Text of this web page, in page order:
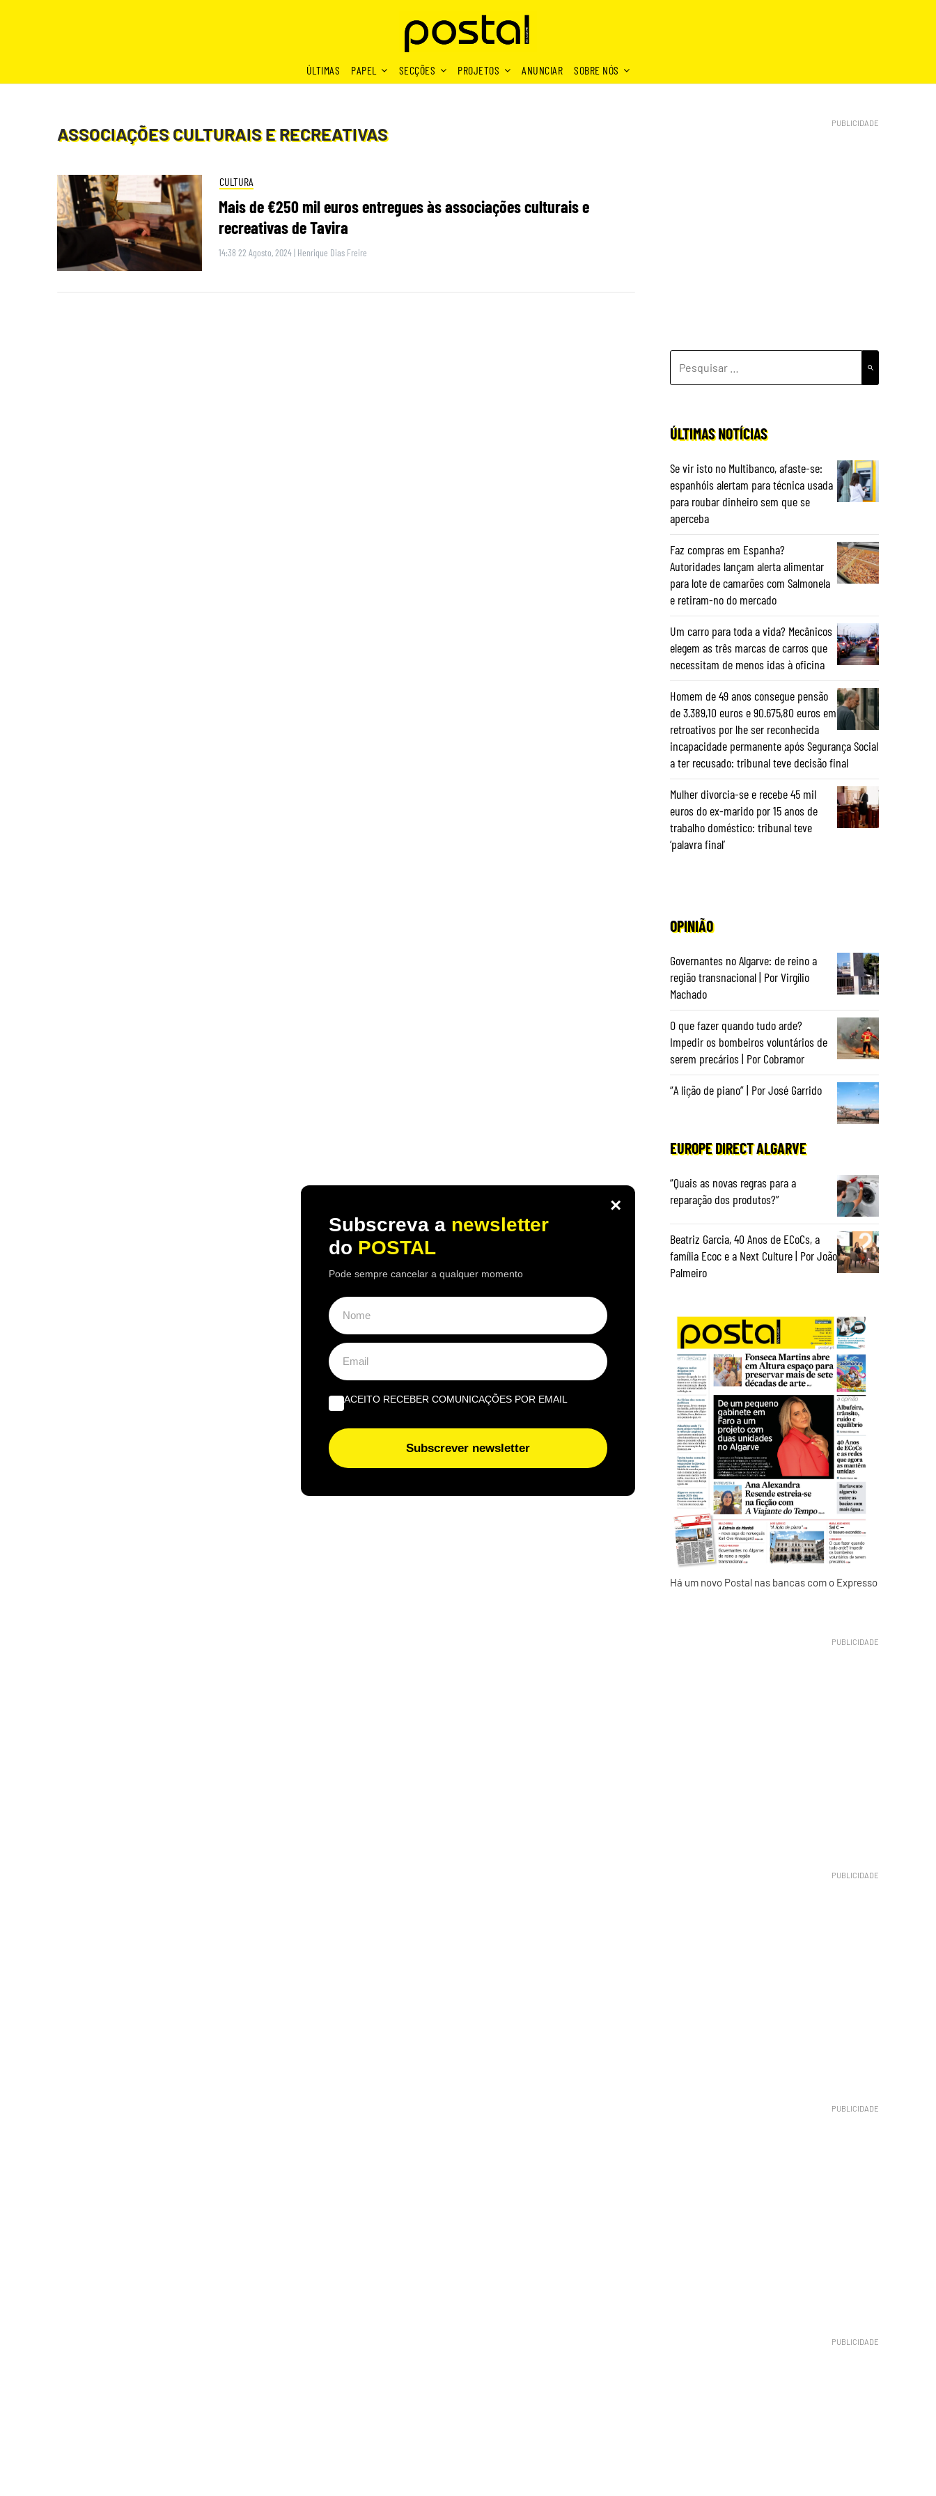
ÚLTIMAS
PAPEL SECÇÕES PROJETOS ANUNCIAR SOBRE NÓS
ASSOCIAÇÕES CULTURAIS E RECREATIVAS
CULTURA
Mais de €250 mil euros entregues às associações culturais e
recreativas de Tavira
14:38 22 Agosto, 2024 | Henrique Dias Freire
POR:
ÚLTIMAS NOTÍCIAS
Se vir isto no Multibanco, afaste-se:
espanhóis alertam para técnica usada
para roubar dinheiro sem que se
aperceba
Faz compras em Espanha?
Autoridades lançam alerta alimentar
para lote de camarões com Salmonela
e retiram-no do mercado
Um carro para toda a vida? Mecânicos
elegem as três marcas de carros que
necessitam de menos idas à oficina
Homem de 49 anos consegue pensão
de 3.389,10 euros e 90.675,80 euros em
retroativos por lhe ser reconhecida
incapacidade permanente após Segurança Social
a ter recusado: tribunal teve decisão final
Mulher divorcia-se e recebe 45 mil
euros do ex-marido por 15 anos de
trabalho doméstico: tribunal teve
‘palavra final’
OPINIÃO
Governantes no Algarve: de reino a
região transnacional | Por Virgílio
Machado
O que fazer quando tudo arde?
Impedir os bombeiros voluntários de
serem precários | Por Cobramor
“A lição de piano” | Por José Garrido
EUROPE DIRECT ALGARVE
“Quais as novas regras para a
reparação dos produtos?”
Beatriz Garcia, 40 Anos de ECoCs, a
família Ecoc e a Next Culture | Por João
Palmeiro
Há um novo Postal nas bancas com o Expresso
×
Subscreva a newsletter
do POSTAL
Pode sempre cancelar a qualquer momento
ACEITO RECEBER COMUNICAÇÕES POR EMAIL
Subscrever newsletter